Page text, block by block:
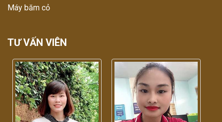
Máy băm cỏ
TƯ VẤN VIÊN